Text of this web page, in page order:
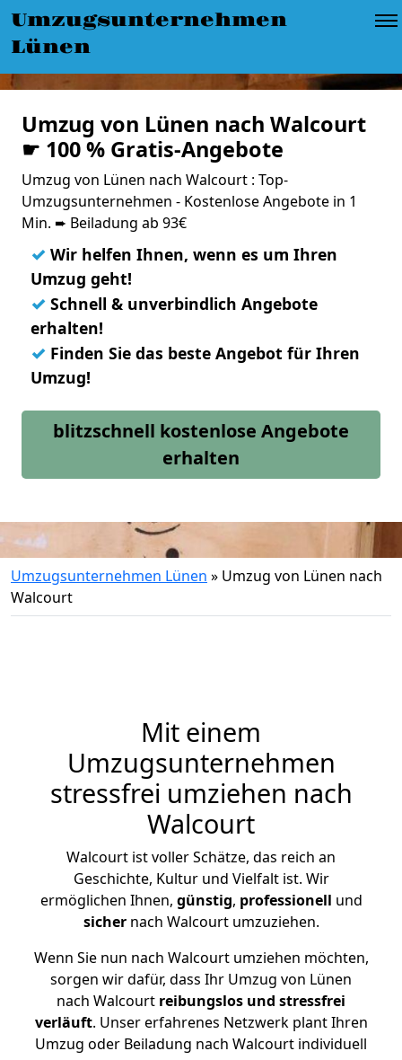
Umzugsunternehmen
Lünen
Umzug von Lünen nach Walcourt
☛ 100 % Gratis-Angebote
Umzug von Lünen nach Walcourt : Top-
Umzugsunternehmen - Kostenlose Angebote in 1
Min. ➨ Beiladung ab 93€
✓ Wir helfen Ihnen, wenn es um Ihren
Umzug geht!
✓ Schnell & unverbindlich Angebote
erhalten!
✓ Finden Sie das beste Angebot für Ihren
Umzug!
blitzschnell kostenlose Angebote
erhalten
Umzugsunternehmen Lünen » Umzug von Lünen nach
Walcourt
Mit einem
Umzugsunternehmen
stressfrei umziehen nach
Walcourt
Walcourt ist voller Schätze, das reich an
Geschichte, Kultur und Vielfalt ist. Wir
ermöglichen Ihnen, günstig, professionell und
sichernach Walcourt umzuziehen.
Wenn Sie nun nach Walcourt umziehen möchten,
sorgen wir dafür, dass Ihr Umzug von Lünen
nach Walcourt reibungslos und stressfrei
verläuft. Unser erfahrenes Netzwerk plant Ihren
Umzug oder Beiladung nach Walcourt individuell